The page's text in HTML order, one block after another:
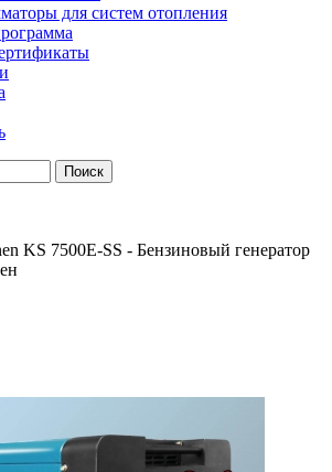
для систем отопления
Поиск
KS 7500E-SS - Бензиновый генератор